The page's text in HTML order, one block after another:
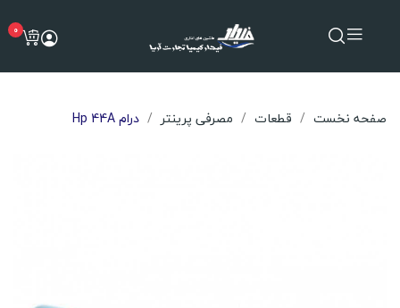
0
صفحه نخست قطعات مصرفی پرینتر درام Hp 44A